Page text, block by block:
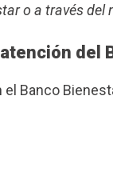
o a través del
del
el Banco